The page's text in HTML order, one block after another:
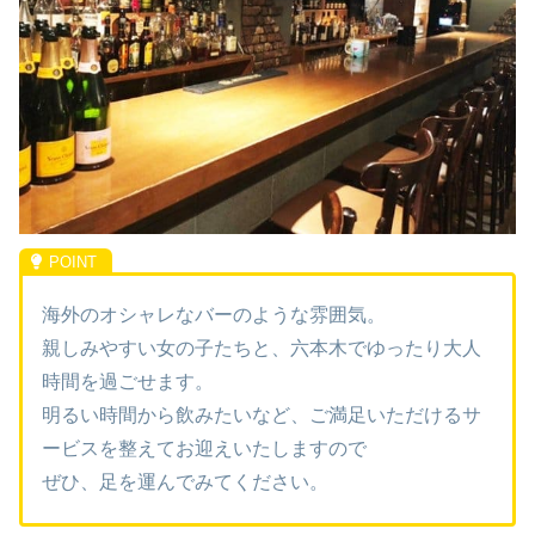
海外のオシャレなバーのような雰囲気。
親しみやすい女の子たちと、六本木でゆったり大人
時間を過ごせます。
明るい時間から飲みたいなど、ご満足いただけるサ
ービスを整えてお迎えいたしますので
ぜひ、足を運んでみてください。